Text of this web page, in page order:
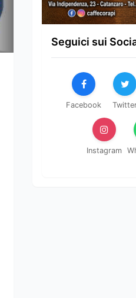
Seguici sui
Facebook
Instagram